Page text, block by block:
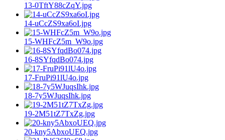
13-0TftY88cZqY.jpg
14-uCcZS9xa6oI.jpg
15-WHFcZ5m_W9o.jpg
16-8SYfqdBo074.jpg
17-FruPi91lU4o.jpg
18-7y5WJuqsIhk.jpg
19-2M51tZ7TxZg.jpg
20-kny5AbxoUEQ.jpg